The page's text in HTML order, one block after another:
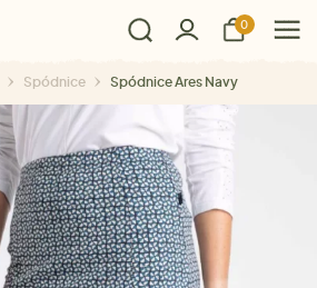
0
Spódnice Spódnice Ares Navy